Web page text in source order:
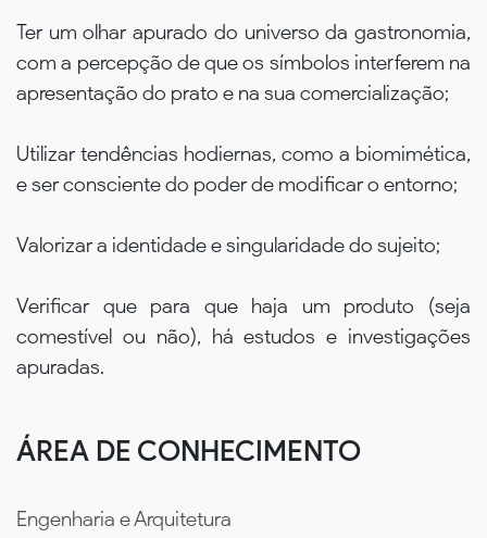
Ter um olhar apurado do universo da gastronomia,
com a percepção de que os símbolos interferem na
apresentação do prato e na sua comercialização;
Utilizar tendências hodiernas, como a biomimética,
e ser consciente do poder de modificar o entorno;
Valorizar a identidade e singularidade do sujeito;
Verificar que para que haja um produto (seja
comestível ou não), há estudos e investigações
apuradas.
ÁREA DE CONHECIMENTO
Engenharia e Arquitetura